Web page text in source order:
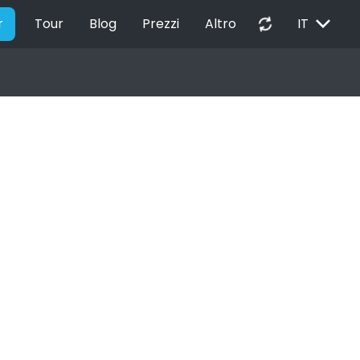
Tour Blog Prezzi Altro autorenew IT EXPAND_MORE